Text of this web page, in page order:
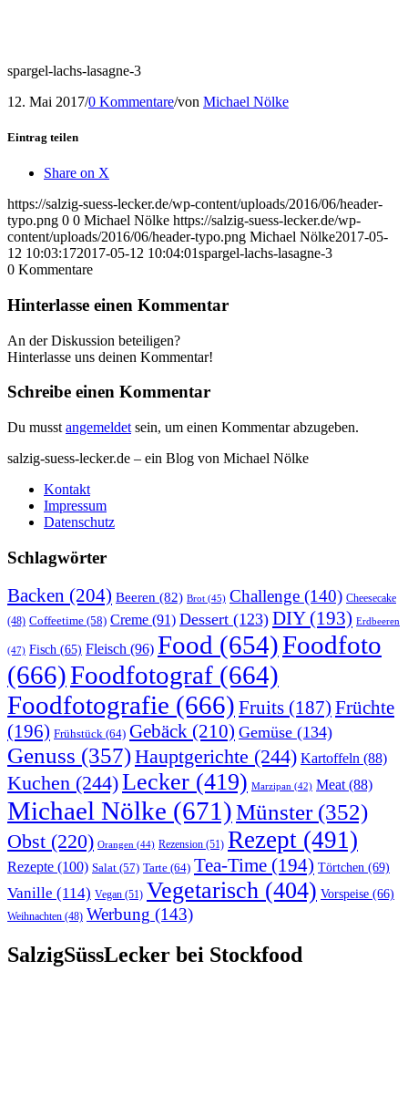
spargel-lachs-lasagne-3
12. Mai 2017/0 Kommentare/von Michael Nölke
Eintrag teilen
Share on X
https://salzig-suess-lecker.de/wp-content/uploads/2016/06/header-
typo.png 0 0 Michael Nölke https://salzig-suess-lecker.de/wp-
content/uploads/2016/06/header-typo.png Michael Nölke2017-05-
12 10:03:172017-05-12 10:04:01spargel-lachs-lasagne-3
0 Kommentare
Hinterlasse einen Kommentar
An der Diskussion beteiligen?
Hinterlasse uns deinen Kommentar!
Schreibe einen Kommentar
Du musst angemeldet sein, um einen Kommentar abzugeben.
salzig-suess-lecker.de – ein Blog von Michael Nölke
Kontakt
Impressum
Datenschutz
Schlagwörter
Backen (204) Beeren (82) Brot (45) Challenge (140) Cheesecake
(48) Coffeetime (58) Creme (91) Dessert (123) DIY(193) Erdbeeren
(47) Fisch (65) Fleisch (96) Food (654)Foodfoto
(666)Foodfotograf (664)
Foodfotografie (666) Fruits (187) Früchte
(196) Frühstück (64) Gebäck (210) Gemüse (134)
Genuss (357)Hauptgerichte (244) Kartoffeln (88)
Kuchen (244)Lecker (419) Marzipan (42) Meat(88)
Michael Nölke (671)Münster(352)
Obst (220) Orangen (44) Rezension (51) Rezept (491)
Rezepte (100) Salat (57) Tarte (64) Tea-Time (194) Törtchen (69)
Vanille (114) Vegan (51) Vegetarisch (404) Vorspeise (66)
Weihnachten (48) Werbung (143)
SalzigSüssLecker bei Stockfood